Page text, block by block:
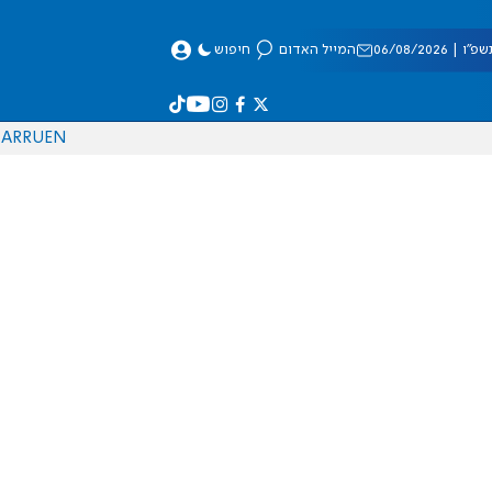
08/2026 המייל האדום חיפוש
EN
RU
AR